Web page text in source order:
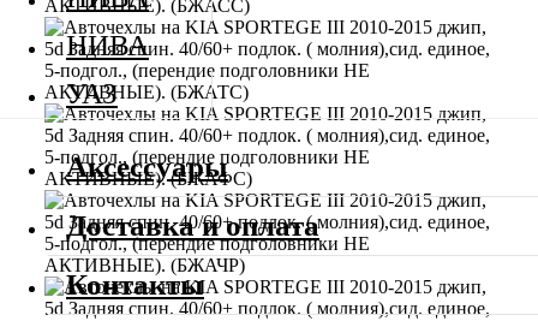
НИВА
УАЗ
Аксессуары
Доставка и оплата
Контакты